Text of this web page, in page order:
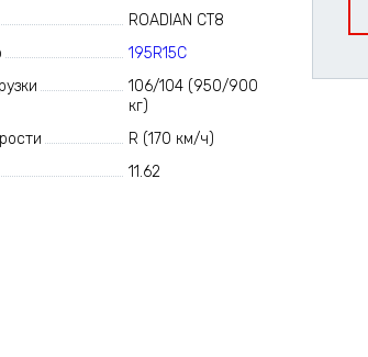
ROADIAN CT8
195R15C
106/104 (950/900
кг)
R (170 км/ч)
11.62